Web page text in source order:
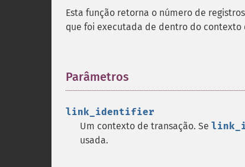
Esta função retorna o número de registros
que foi executada de dentro do contexto
Parâmetros
link_identifier
Um contexto de transação. Se
usada.